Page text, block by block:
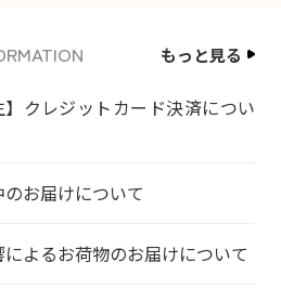
もっと見る
】クレジットカード決済につい
お届けについて
よるお荷物のお届けについて